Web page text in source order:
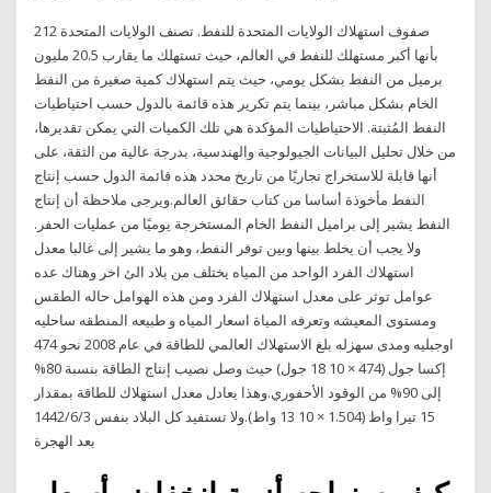
212 صفوف استهلاك الولايات المتحدة للنفط. تصنف الولايات المتحدة
بأنها أكبر مستهلك للنفط في العالم، حيث تستهلك ما يقارب 20.5 مليون
برميل من النفط بشكل يومي، حيث يتم استهلاك كمية صغيرة من النفط
الخام بشكل مباشر، بينما يتم تكرير هذه قائمة بالدول حسب احتياطيات
النفط المُثبتة. الاحتياطيات المؤكدة هي تلك الكميات التي يمكن تقديرها،
من خلال تحليل البيانات الجيولوجية والهندسية، بدرجة عالية من الثقة، على
أنها قابلة للاستخراج تجاريًا من تاريخ محدد هذه قائمة الدول حسب إنتاج
النفط مأخوذة أساسا من كتاب حقائق العالم.ويرجى ملاحظة أن إنتاج
النفط يشير إلى براميل النفط الخام المستخرجة يوميًا من عمليات الحفر.
ولا يجب أن يخلط بينها وبين توفر النفط، وهو ما يشير إلى غالبا معدل
استهلاك الفرد الواحد من المياه يختلف من بلاد الئ اخر وهناك عده
عوامل توثر على معدل استهلاك الفرد ومن هذه الهوامل حاله الطقس
ومستوى المعيشه وتعرفه المياة اسعار المياه و طبيعه المنطقه ساحليه
اوجبليه ومدى سهزله بلغ الاستهلاك العالمي للطاقة في عام 2008 نحو 474
إكسا جول (474 × 10 18 جول) حيث وصل نصيب إنتاج الطاقة بنسبة 80%
إلى 90% من الوقود الأحفوري.وهذا يعادل معدل استهلاك للطاقة بمقدار
15 تيرا واط (1.504 × 10 13 واط).ولا تستفيد كل البلاد بنفس 3‏‏/6‏‏/1442
بعد الهجرة